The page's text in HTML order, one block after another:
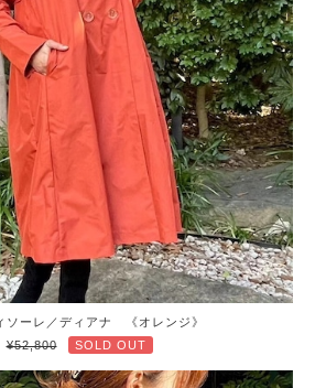
ソーレ／ディアナ 《オレンジ》
¥52,800
SOLD OUT